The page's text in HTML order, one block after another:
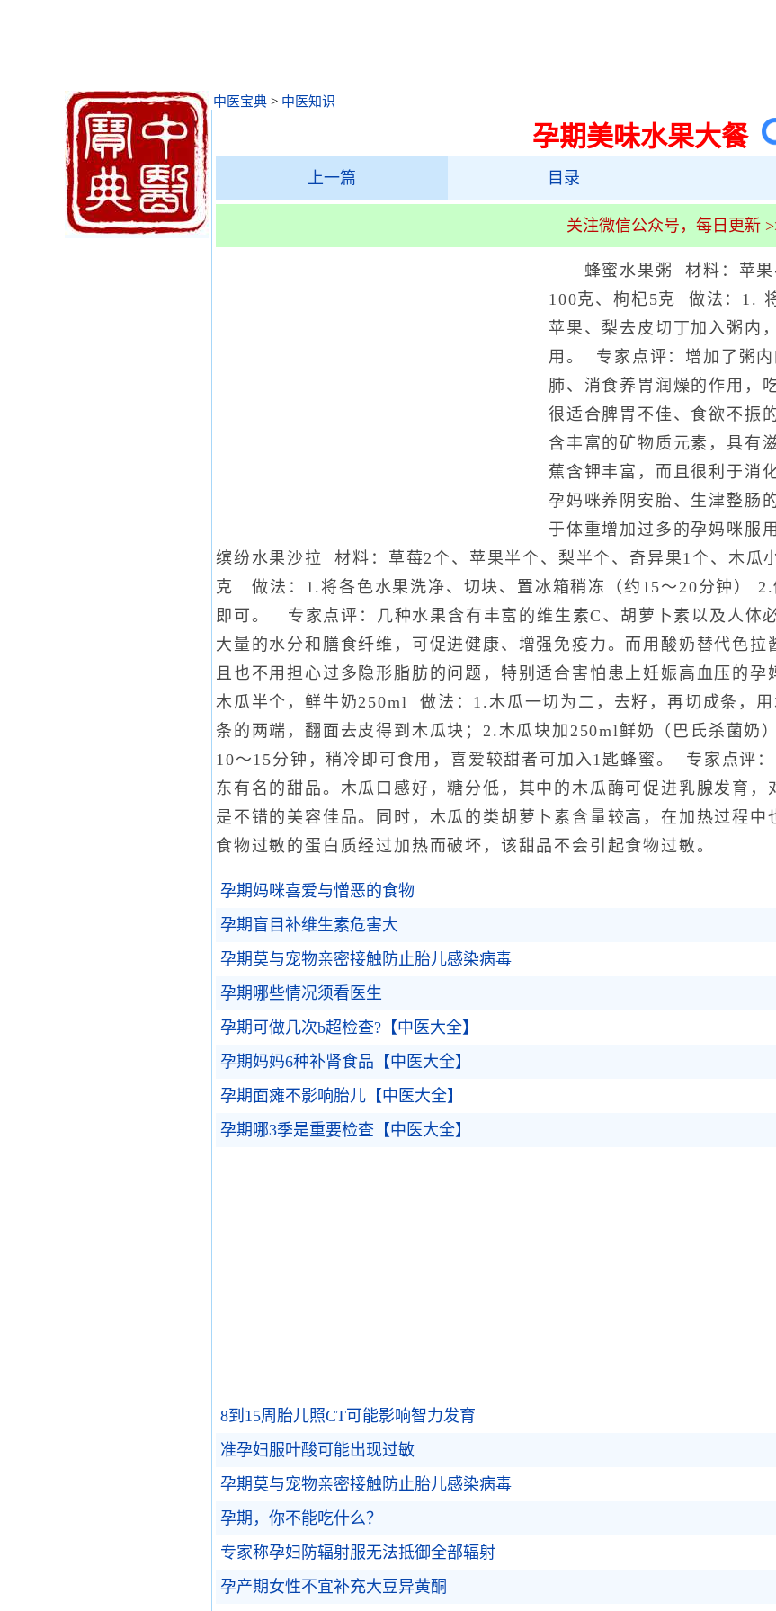
中医宝典 > 中医知识
孕期美味水果大餐
上一篇 目录
关注微信公众号，每日更新
蜂蜜水果粥 材料：苹果
100克、枸杞5克 做法：1.
苹果、梨去皮切丁加入粥内
用。 专家点评：增加了粥
肺、消食养胃润燥的作用，
很适合脾胃不佳、食欲不振
含丰富的矿物质元素，具有
蕉含钾丰富，而且很利于消
孕妈咪养阴安胎、生津整肠
于体重增加过多的孕妈咪服
缤纷水果沙拉 材料：草莓2个、苹果半个、梨半个、奇异果1个、木瓜
克 做法：1.将各色水果洗净、切块、置冰箱稍冻（约15～20分钟） 2.
即可。 专家点评：几种水果含有丰富的维生素C、胡萝卜素以及人体
大量的水分和膳食纤维，可促进健康、增强免疫力。而用酸奶替代色拉
且也不用担心过多隐形脂肪的问题，特别适合害怕患上妊娠高血压的
木瓜半个，鲜牛奶250ml 做法：1.木瓜一切为二，去籽，再切成条，
条的两端，翻面去皮得到木瓜块；2.木瓜块加250ml鲜奶（巴氏杀菌奶
10～15分钟，稍冷即可食用，喜爱较甜者可加入1匙蜂蜜。 专家点评
东有名的甜品。木瓜口感好，糖分低，其中的木瓜酶可促进乳腺发育，
是不错的美容佳品。同时，木瓜的类胡萝卜素含量较高，在加热过程中
食物过敏的蛋白质经过加热而破坏，该甜品不会引起食物过敏。
孕期妈咪喜爱与憎恶的食物
孕期盲目补维生素危害大
孕期莫与宠物亲密接触防止胎儿感染病毒
孕期哪些情况须看医生
孕期可做几次b超检查?【中医大全】
孕期妈妈6种补肾食品【中医大全】
孕期面瘫不影响胎儿【中医大全】
孕期哪3季是重要检查【中医大全】
8到15周胎儿照CT可能影响智力发育
准孕妇服叶酸可能出现过敏
孕期莫与宠物亲密接触防止胎儿感染病毒
孕期，你不能吃什么？
专家称孕妇防辐射服无法抵御全部辐射
孕产期女性不宜补充大豆异黄酮